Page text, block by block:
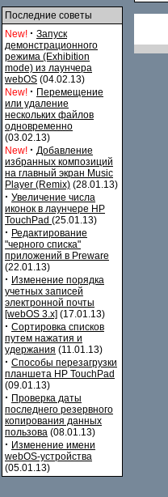
Последние советы
New! · Запуск
демонстрационного
режима (Exhibition
mode) из лаунчера
webOS (04.02.13)
New! · Перемещение
или удаление
нескольких файлов
одновременно
(03.02.13)
New! · Добавление
избранных композиций
на главный экран Music
Player (Remix) (28.01.13)
· Увеличение числа
иконок в лаунчере HP
TouchPad (25.01.13)
· Редактирование
"черного списка"
приложений в Preware
(22.01.13)
· Изменение порядка
учетных записей
электронной почты
[webOS 3.x] (17.01.13)
· Сортировка списков
путем нажатия и
удержания (11.01.13)
· Способы перезагрузки
планшета HP TouchPad
(09.01.13)
· Проверка даты
последнего резервного
копирования данных
пользова (08.01.13)
· Изменение имени
webOS-устройства
(05.01.13)